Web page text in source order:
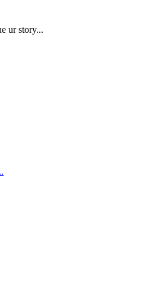
ur story...